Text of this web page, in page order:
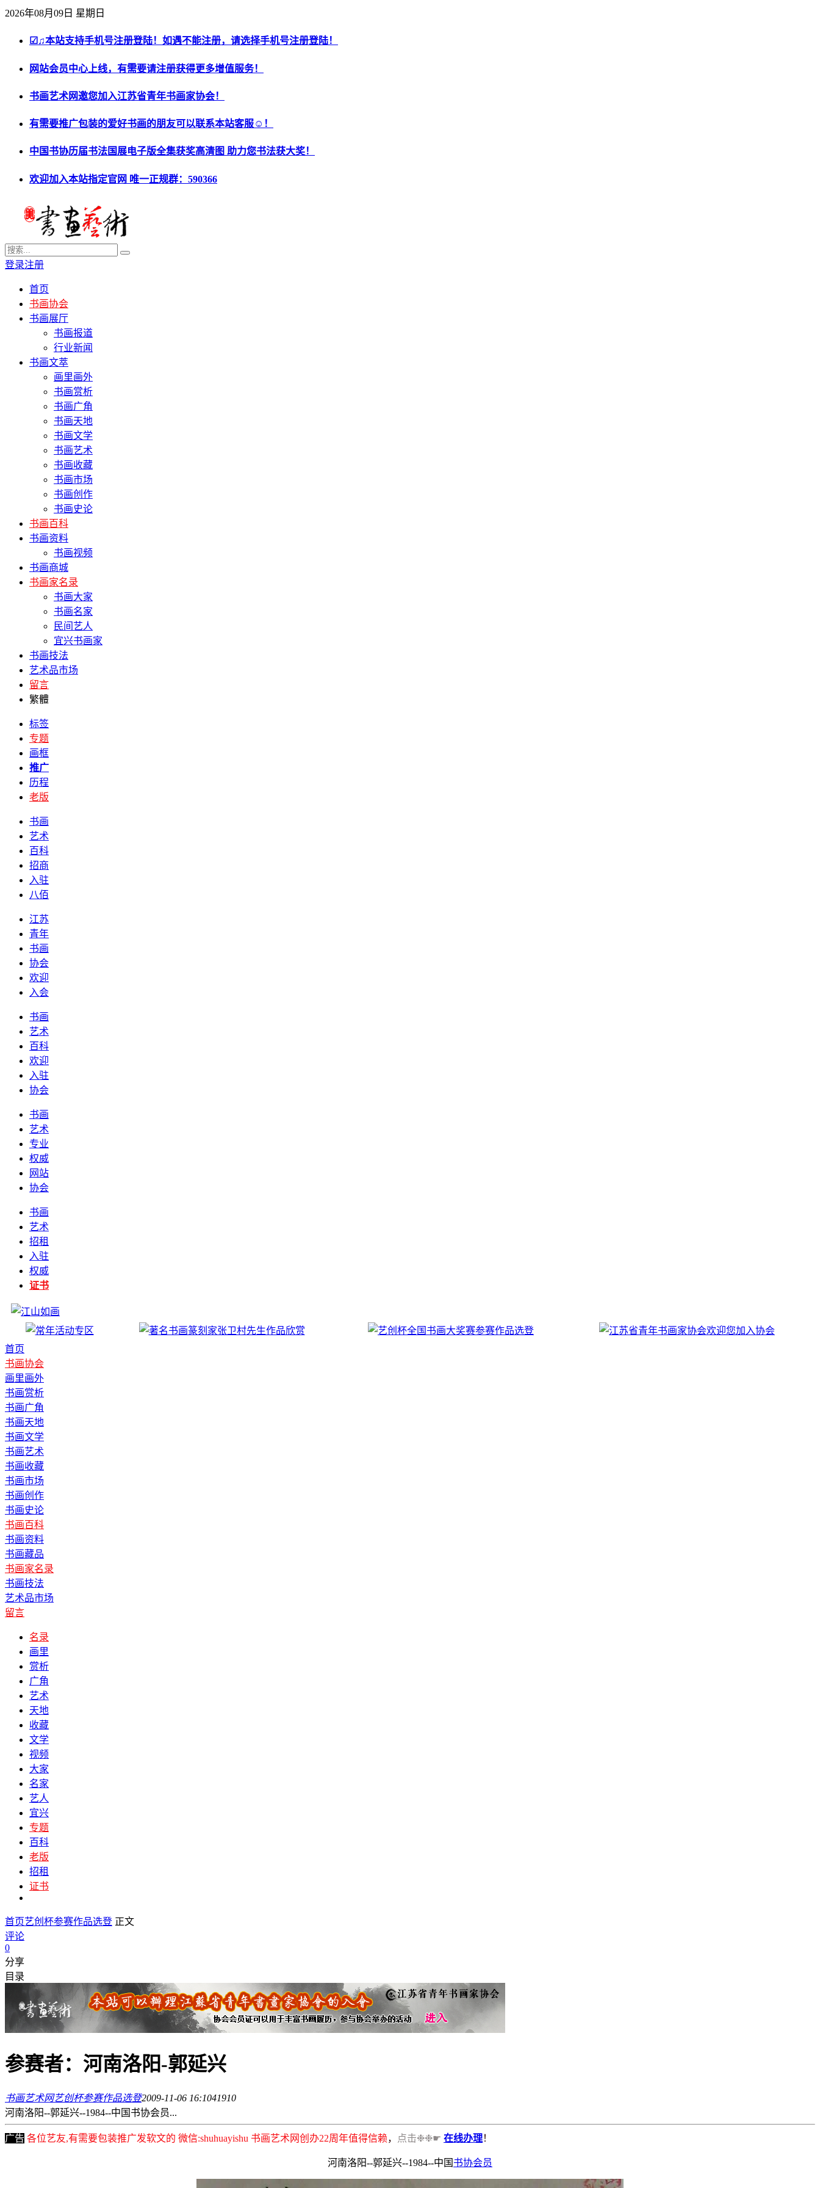
2026年08月09日 星期日
☑♫本站支持手机号注册登陆！如遇不能注册，请选择手机号注册登陆！
网站会员中心上线，有需要请注册获得更多增值服务！
书画艺术网邀您加入江苏省青年书画家协会！
有需要推广包装的爱好书画的朋友可以联系本站客服☺！
中国书协历届书法国展电子版全集获奖高清图 助力您书法获大奖！
欢迎加入本站指定官网 唯一正规群：590366
登录注册
首页
书画协会
书画展厅
书画报道
行业新闻
书画文萃
画里画外
书画赏析
书画广角
书画天地
书画文学
书画艺术
书画收藏
书画市场
书画创作
书画史论
书画百科
书画资料
书画视频
书画商城
书画家名录
书画大家
书画名家
民间艺人
宜兴书画家
书画技法
艺术品市场
留言
繁體
标签
专题
画框
推广
历程
老版
书画
艺术
百科
招商
入驻
八佰
江苏
青年
书画
协会
欢迎
入会
书画
艺术
百科
欢迎
入驻
协会
书画
艺术
专业
权威
网站
协会
书画
艺术
招租
入驻
权威
证书
首页
书画协会
画里画外
书画赏析
书画广角
书画天地
书画文学
书画艺术
书画收藏
书画市场
书画创作
书画史论
书画百科
书画资料
书画藏品
书画家名录
书画技法
艺术品市场
留言
名录
画里
赏析
广角
艺术
天地
收藏
文学
视频
大家
名家
艺人
宜兴
专题
百科
老版
招租
证书
首页艺创杯参赛作品选登 正文
评论
0
分享
目录
参赛者：河南洛阳-郭延兴
书画艺术网艺创杯参赛作品选登2009-11-06 16:1041910
河南洛阳--郭延兴--1984--中国书协会员...
广告 各位艺友,有需要包装推广发软文的 微信:shuhuayishu 书画艺术网创办22周年值得信赖， 点击❉❉☛ 在线办理！
河南洛阳--郭延兴--1984--中国 书协会员